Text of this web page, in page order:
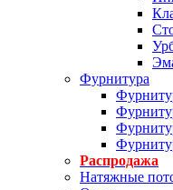
Фурнитура
Распродажа
Натяжные